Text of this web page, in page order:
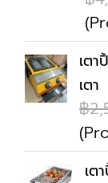
เต
เตา
฿
เต